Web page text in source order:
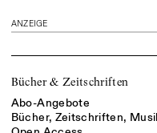
ANZEIGE
Bücher & Zeitschriften
Abo-Angebote
Bücher, Zeitschriften,